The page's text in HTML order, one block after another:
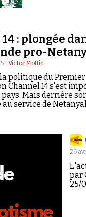
: plongée
pro-
|Victor Mottin
politique du
Channel 14 s'est
Mais derrière
service de
26
par
25/